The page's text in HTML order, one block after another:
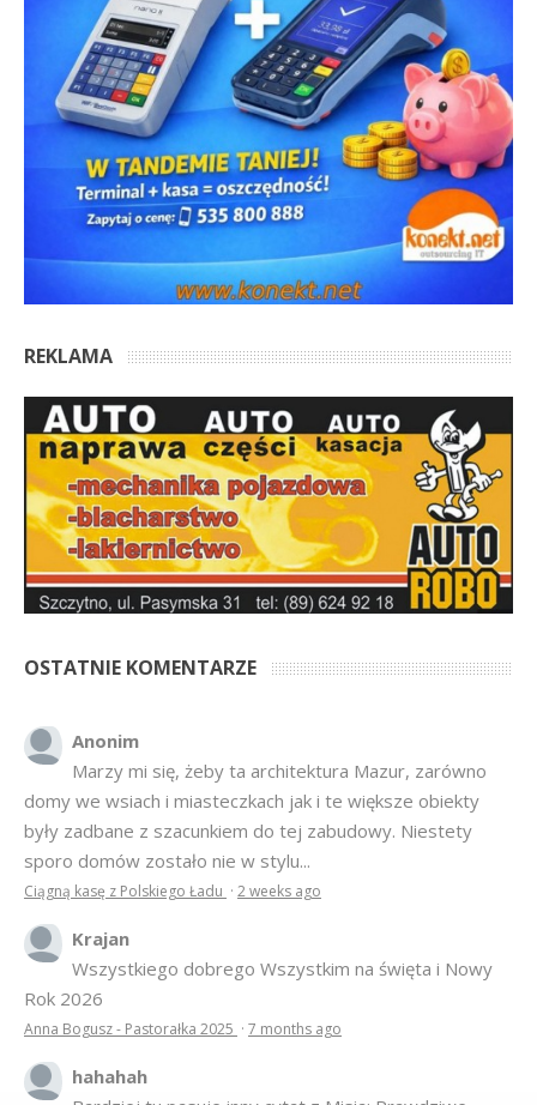
REKLAMA
OSTATNIE KOMENTARZE
Anonim
Marzy mi się, żeby ta architektura Mazur, zarówno
domy we wsiach i miasteczkach jak i te większe obiekty
były zadbane z szacunkiem do tej zabudowy. Niestety
sporo domów zostało nie w stylu...
Ciągną kasę z Polskiego Ładu · 2 weeks ago
Krajan
Wszystkiego dobrego Wszystkim na święta i Nowy
Rok 2026
Anna Bogusz - Pastorałka 2025 · 7 months ago
hahahah